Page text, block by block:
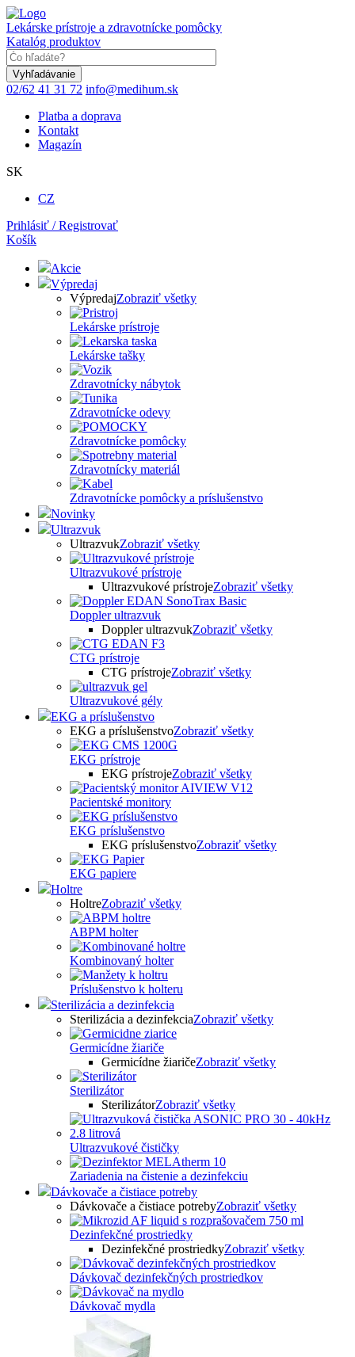
Skočiť
na
hlavný
obsah
Lekárske prístroje a zdravotnícke pomôcky
Katalóg produktov
02/62 41 31 72 info@medihum.sk
Platba a doprava
Kontakt
Magazín
SK
CZ
Prihlásiť / Registrovať
Košík
Akcie
Výpredaj
VýpredajZobraziť všetky
Lekárske prístroje
Lekárske tašky
Zdravotnícky nábytok
Zdravotnícke odevy
Zdravotnícke pomôcky
Zdravotnícky materiál
Zdravotnícke pomôcky a príslušenstvo
Novinky
Ultrazvuk
UltrazvukZobraziť všetky
Ultrazvukové prístroje
Ultrazvukové prístrojeZobraziť všetky
Doppler ultrazvuk
Doppler ultrazvukZobraziť všetky
CTG prístroje
CTG prístrojeZobraziť všetky
Ultrazvukové gély
EKG a príslušenstvo
EKG a príslušenstvoZobraziť všetky
EKG prístroje
EKG prístrojeZobraziť všetky
Pacientské monitory
EKG príslušenstvo
EKG príslušenstvoZobraziť všetky
EKG papiere
Holtre
HoltreZobraziť všetky
ABPM holter
Kombinovaný holter
Príslušenstvo k holteru
Sterilizácia a dezinfekcia
Sterilizácia a dezinfekciaZobraziť všetky
Germicídne žiariče
Germicídne žiaričeZobraziť všetky
Sterilizátor
SterilizátorZobraziť všetky
Ultrazvukové čističky
Zariadenia na čistenie a dezinfekciu
Dávkovače a čistiace potreby
Dávkovače a čistiace potrebyZobraziť všetky
Dezinfekčné prostriedky
Dezinfekčné prostriedkyZobraziť všetky
Dávkovač dezinfekčných prostriedkov
Dávkovač mydla